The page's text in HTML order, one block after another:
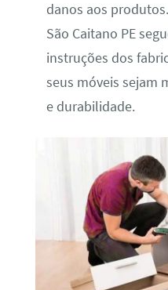
danos aos
São Caitano PE
instruções dos
seus móveis sejam
e durabilidade.